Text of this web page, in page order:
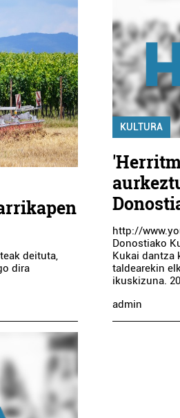
deituta,
dira
KULTURA
http://
Donostiako
Kukai dantza
taldearekin
ikuskizuna.
admin